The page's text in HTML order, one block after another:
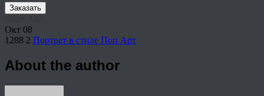
Заказать
Окт 08
1288 2 Портрет в стиле Поп Арт
About the author